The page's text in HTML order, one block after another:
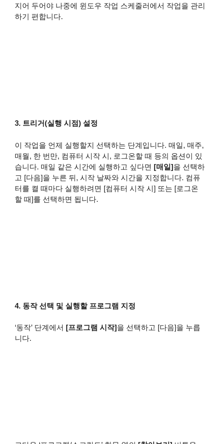
지어 두어야 나중에 윈도우 작업 스케줄러에서 작업을 관리
하기 편합니다.
3. 트리거(실행 시점) 설정
이 작업을 언제 실행할지 선택하는 단계입니다. 매일, 매주,
매월, 한 번만, 컴퓨터 시작 시, 로그온할 때 등의 옵션이 있
습니다. 매일 같은 시간에 실행하고 싶다면 [매일]을 선택하
고 [다음]을 누른 뒤, 시작 날짜와 시간을 지정합니다. 컴퓨
터를 켤 때마다 실행하려면 [컴퓨터 시작 시] 또는 [로그온
할 때]를 선택하면 됩니다.
4. 동작 선택 및 실행할 프로그램 지정
‘동작’ 단계에서 [프로그램 시작]을 선택하고 [다음]을 누릅
니다.